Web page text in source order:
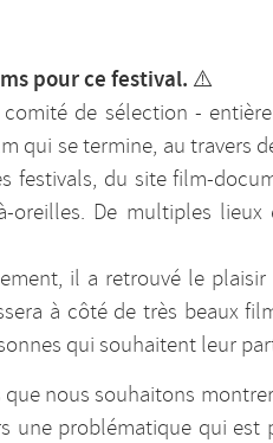
pour ce festival. ⚠️
comité de sélection -
qui se termine, au
festivals, du site film-
oreilles. De multiples
il a retrouvé le
à côté de très beaux
qui souhaitent leur
nous souhaitons
une problématique qui